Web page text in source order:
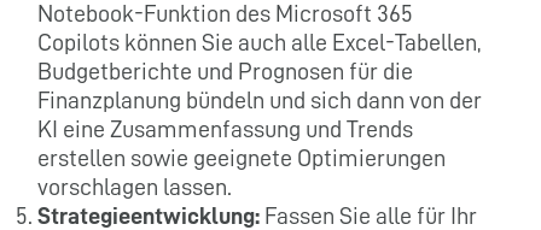
Notebook-Funktion des Microsoft 365
Copilots können Sie auch alle Excel-Tabellen,
Budgetberichte und Prognosen für die
Finanzplanung bündeln und sich dann von der
KI eine Zusammenfassung und Trends
erstellen sowie geeignete Optimierungen
vorschlagen lassen.
Strategieentwicklung: Fassen Sie alle für Ihr